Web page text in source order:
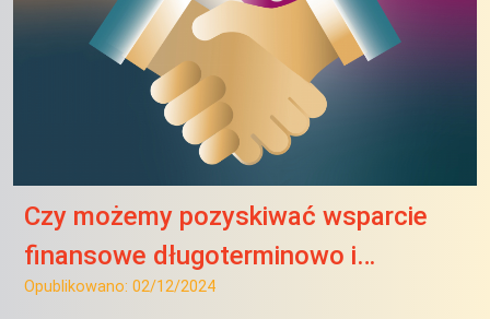
Czy możemy pozyskiwać wsparcie
finansowe długoterminowo i…
Opublikowano: 02/12/2024